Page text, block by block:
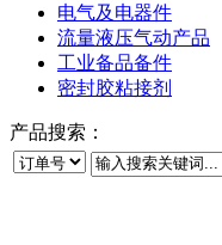
电气及电器件
流量液压气动产品
工业备品备件
密封胶粘接剂
产品搜索：